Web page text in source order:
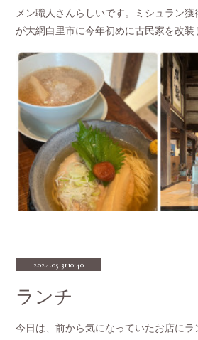
メン職人さんらしいです。ミシュラン
が大網白里市に今年初めに古民家を改
2024.05.31 10:40
ランチ
今日は、前から気になっていたお店に